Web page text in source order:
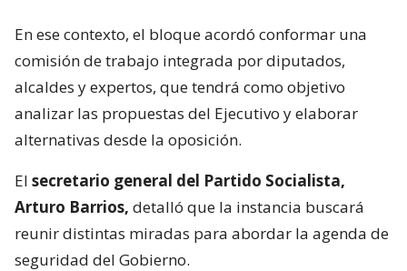
En ese contexto, el bloque acordó conformar una
comisión de trabajo integrada por diputados,
alcaldes y expertos, que tendrá como objetivo
analizar las propuestas del Ejecutivo y elaborar
alternativas desde la oposición.
El secretario general del Partido Socialista,
Arturo Barrios, detalló que la instancia buscará
reunir distintas miradas para abordar la agenda de
seguridad del Gobierno.